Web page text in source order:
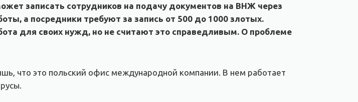
записать сотрудников на подачу документов на ВНЖ через
а посредники требуют за запись от 500 до 1000 злотых.
для своих нужд, но не считают это справедливым. О проблеме
что это польский офис международной компании. В нем работает